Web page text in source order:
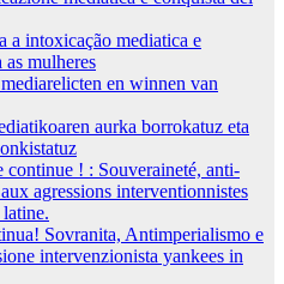
a intoxicação mediatica e
mulheres
en winnen van
aurka borrokatuz eta
continue ! : Souveraineté, anti-
agressions interventionnistes
Sovranita, Antimperialismo e
intervenzionista yankees in